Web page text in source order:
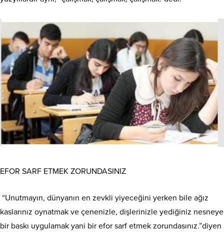
EFOR SARF ETMEK ZORUNDASINIZ
“Unutmayın, dünyanın en zevkli yiyeceğini yerken bile ağız
kaslarınız oynatmak ve çenenizle, dişlerinizle yediğiniz nesneye
bir baskı uygulamak yani bir efor sarf etmek zorundasınız.”diyen